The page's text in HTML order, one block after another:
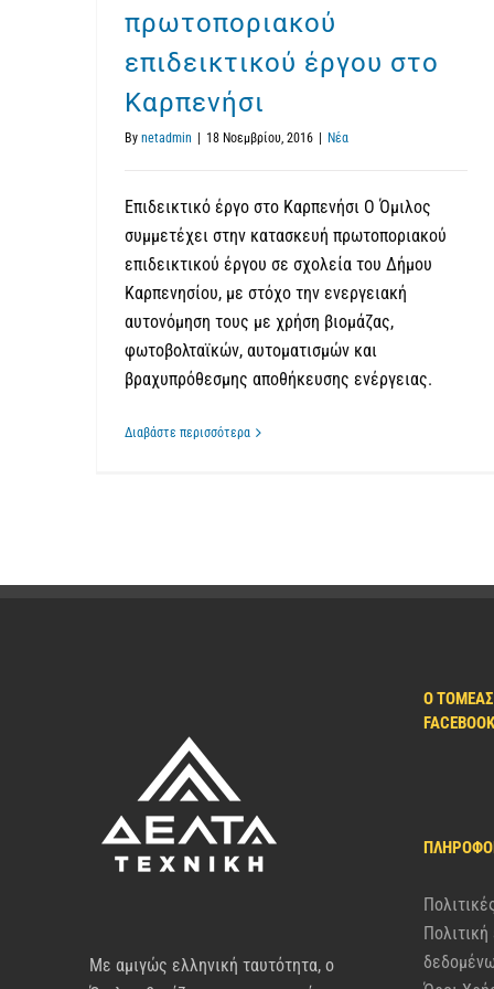
πρωτοποριακού
επιδεικτικού έργου στο
Καρπενήσι
By netadmin 18 Νοεμβρίου, 2016 Νέα
Επιδεικτικό έργο στο Καρπενήσι Ο Όμιλος
συμμετέχει στην κατασκευή πρωτοποριακού
επιδεικτικού έργου σε σχολεία του Δήμου
Καρπενησίου, με στόχο την ενεργειακή
αυτονόμηση τους με χρήση βιομάζας,
φωτοβολταϊκών, αυτοματισμών και
βραχυπρόθεσμης αποθήκευσης ενέργειας.
Διαβάστε περισσότερα
Με αμιγώς ελληνική ταυτότητα, ο
Ο ΤΟΜΈΑΣ